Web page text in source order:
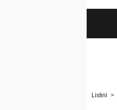
Listini >